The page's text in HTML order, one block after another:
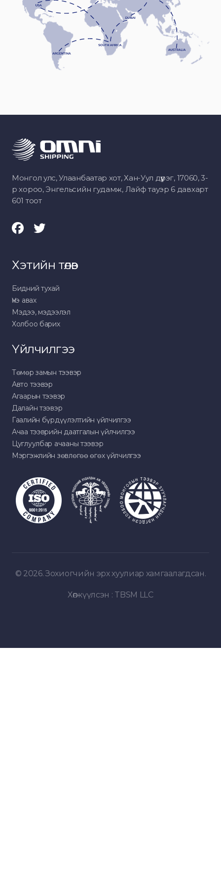
Монгол улс, Улаанбаатар хот, Хан-Уул дүүрэг, 17060, 3-
р хороо, Энгельсийн гудамж, Лайф тауэр 6 давхарт
601 тоот
Хэтийн төлөв
Бидний тухай
Үнэ авах
Мэдээ, мэдээлэл
Холбоо барих
Үйлчилгээ
Төмөр замын тээвэр
Авто тээвэр
Агаарын тээвэр
Далайн тээвэр
Гаалийн бүрдүүлэлтийн үйлчилгээ
Ачаа тээврийн даатгалын үйлчилгээ
Цуглуулбар ачааны тээвэр
Мэргэжлийн зөвлөгөө өгөх үйлчилгээ
© 2026. Зохиогчийн эрх хуулиар хамгаалагдсан.
Хөгжүүлсэн : TBSM LLC